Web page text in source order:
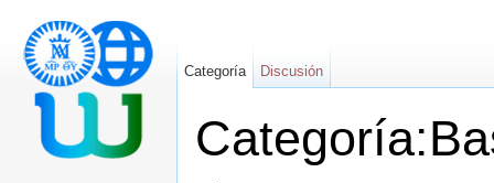
Categoría Discusión